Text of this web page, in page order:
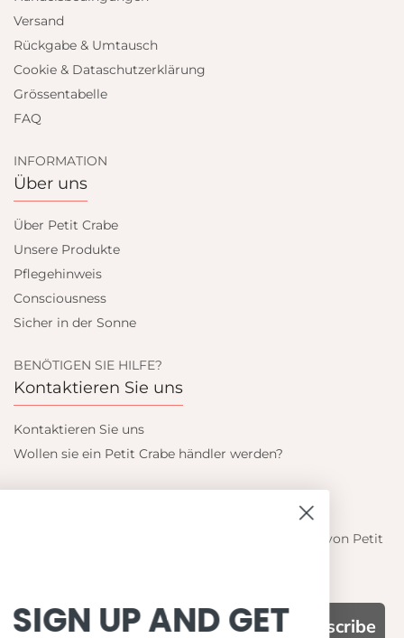
Versand
Rückgabe & Umtausch
Cookie & Dataschutzerklärung
Grössentabelle
FAQ
INFORMATION
Über uns
Über Petit Crabe
Unsere Produkte
Pflegehinweis
Consciousness
Sicher in der Sonne
BENÖTIGEN SIE HILFE?
Kontaktieren Sie uns
Kontaktieren Sie uns
Wollen sie ein Petit Crabe händler werden?
Informieren Sie sich über die neuesten Angebote von Petit
Subscribe
SIGN UP AND GET